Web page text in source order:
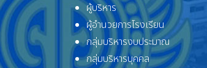
ผู้บริหาร
ผู้อำนวยการโรงเรียน
กลุ่มบริหารงบประมาณ
กลุ่มบริหารบุคคล